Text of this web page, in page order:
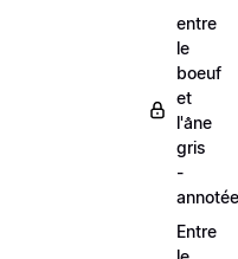
entre
le
boeuf
et
l'âne
gris
-
Entre